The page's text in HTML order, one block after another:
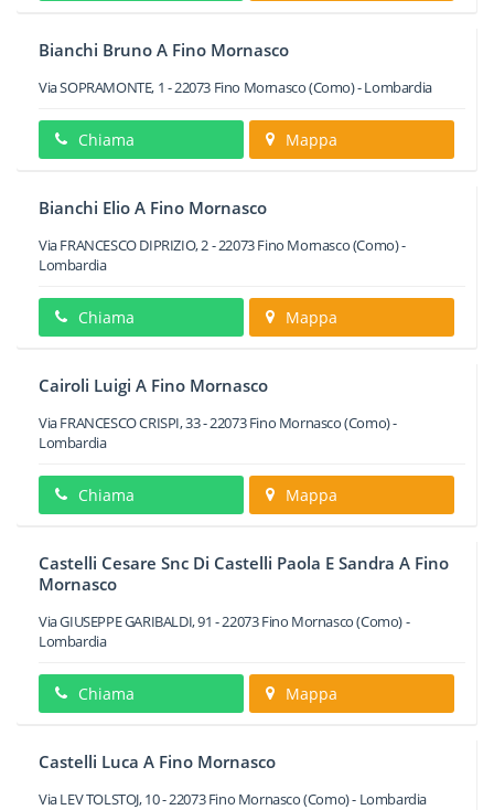
Bianchi Bruno A Fino Mornasco
Via SOPRAMONTE, 1 -22073 Fino Mornasco(Como) -Lombardia
Chiama Mappa
Bianchi Elio A Fino Mornasco
Via FRANCESCO DIPRIZIO, 2-22073Fino Mornasco(Como) -
Lombardia
Chiama Mappa
Cairoli Luigi A Fino Mornasco
Via FRANCESCO CRISPI, 33-22073 Fino Mornasco(Como) -
Lombardia
Chiama Mappa
Castelli Cesare Snc Di Castelli Paola E Sandra A Fino
Mornasco
Via GIUSEPPE GARIBALDI, 91 -22073Fino Mornasco(Como) -
Lombardia
Chiama Mappa
Castelli Luca A Fino Mornasco
Via LEV TOLSTOJ, 10-22073 Fino Mornasco(Como) - Lombardia